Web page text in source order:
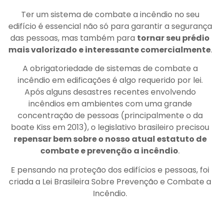
Ter um sistema de combate a incêndio no seu
edifício é essencial não só para garantir a segurança
das pessoas, mas também para tornar seu prédio
mais valorizado e interessante comercialmente.
A obrigatoriedade de sistemas de combate a
incêndio em edificações é algo requerido por lei.
Após alguns desastres recentes envolvendo
incêndios em ambientes com uma grande
concentração de pessoas (principalmente o da
boate Kiss em 2013), o legislativo brasileiro precisou
repensar bem sobre o nosso atual estatuto de
combate e prevenção a incêndio.
E pensando na proteção dos edifícios e pessoas, foi
criada a Lei Brasileira Sobre Prevenção e Combate a
Incêndio.